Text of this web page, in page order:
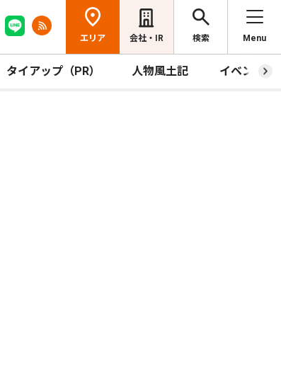
エリア 会社・IR 検索 Menu
タイアップ（PR） 人物風土記 イベント